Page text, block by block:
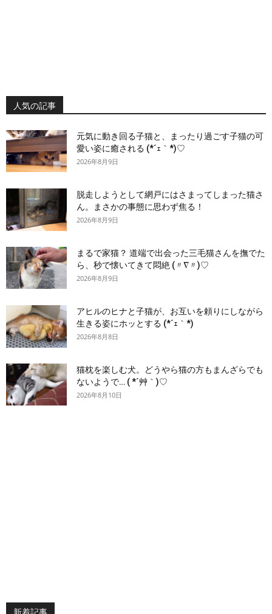
人気の記事
元気に動き回る子猫と、まったり過ごす子猫の可
愛い姿に癒される (*´ｪ｀*)♡
2026年8月9日
脱走しようとして網戸にはさまってしまった猫さ
ん。まさかの事態に思わず焦る！
2026年8月9日
まるで家猫？ 道端で出会った三毛猫さんを撫でた
ら、秒で懐いてきて悶絶 (〃∇〃)♡
2026年8月9日
アヒルのヒナと子猫が、お互いを頼りにしながら
生きる姿にホッとする (*´ｪ｀*)
2026年8月8日
猫枕を楽しむ犬。どうやら猫の方もまんざらでも
ないようで… ( *´艸｀)♡
2026年8月10日